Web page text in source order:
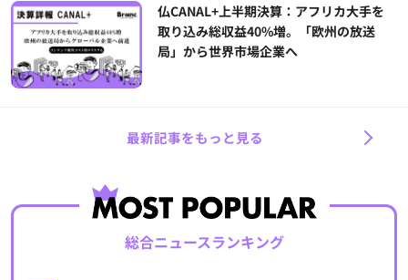
仏CANAL+上半期決算：アフリカ大手を
取り込み総収益40%増。「欧州の放送
局」から世界市場企業へ
最新記事をもっと見る
総合ニュースランキング